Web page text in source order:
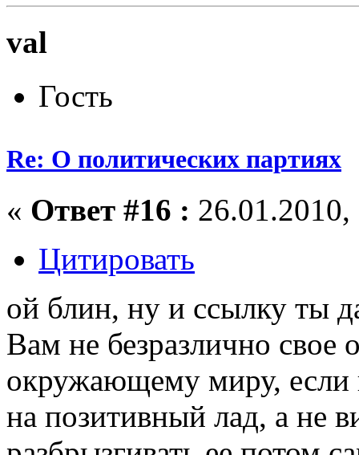
val
Гость
Re: О политических партиях
« Ответ #16 :
Цитировать
ой блин, ну и ссылку ты
Вам не безразлично свое
окружающему миру, если
на позитивный лад, а не